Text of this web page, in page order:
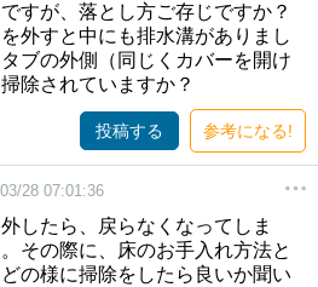
すが、落とし方ご存じですか？
外すと中にも排水溝がありまし
ブの外側（同じくカバーを開け
除されていますか？
投稿する 参考になる!
28 07:01:36
したら、戻らなくなってしま
その際に、床のお手入れ方法と
の様に掃除をしたら良いか聞い